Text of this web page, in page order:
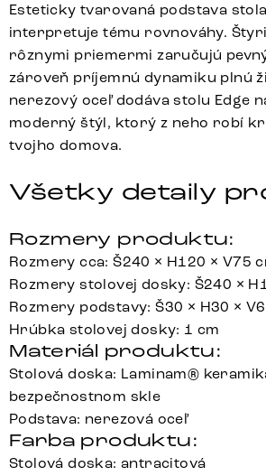
Esteticky tvarovaná podstava
interpretuje tému rovnováhy.
rôznymi priemermi zaručujú
zároveň príjemnú dynamiku plnú
nerezový oceľ dodáva stolu Edge
moderný štýl, ktorý z neho robí
tvojho domova.
Všetky detaily
Rozmery produktu:
Rozmery cca: Š240 × H120 × V75
Rozmery stolovej dosky: Š240 ×
Rozmery podstavy: Š30 × H30 ×
Hrúbka stolovej dosky: 1 cm
Materiál produktu:
Stolová doska: Laminam®
bezpečnostnom skle
Podstava: nerezová oceľ
Farba produktu:
Stolová doska: antracitová